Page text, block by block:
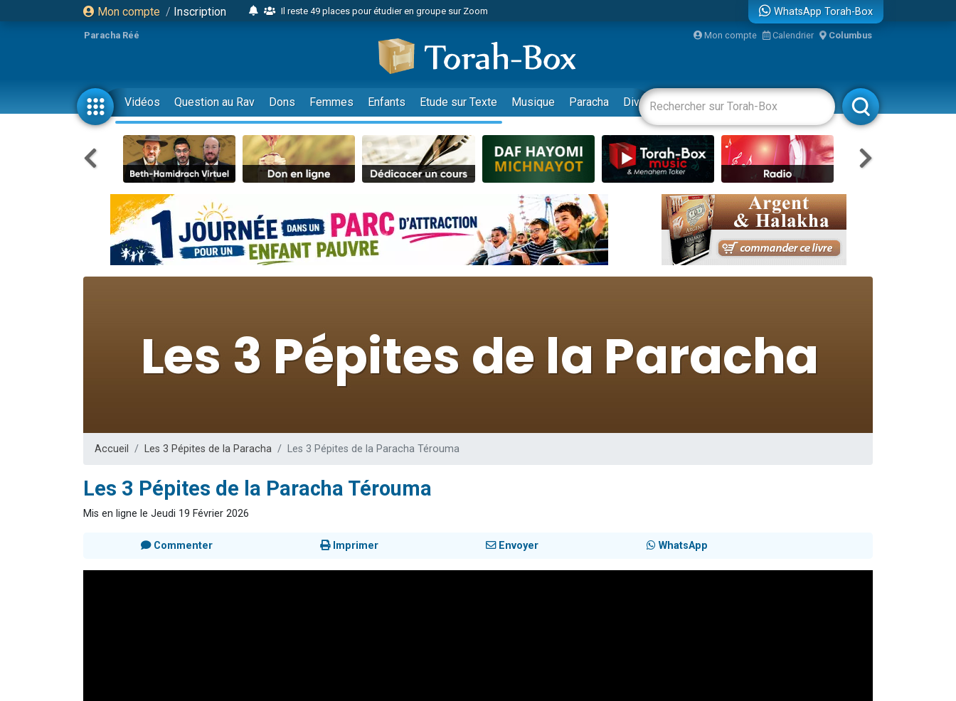
Mon compte / Inscription
Il reste 49 places pour étudier en groupe sur Zoom
2 personnes viennent de nous rejoindre sur WhatsApp
6 personnes viennent de nous rejoindre sur WhatsApp
4 personnes viennent de faire un don pour Reloger Rivka, 6 enfants, victime de violences...
2 personnes viennent de faire un don pour 1 Journée de Vacances Pour les Enfants
17 personnes viennent de demander une bénédiction
4 personnes viennent de nous rejoindre sur WhatsApp
Il reste 49 places pour étudier en groupe sur Zoom
4 personnes viennent de nous rejoindre sur WhatsApp
3 personnes viennent de nous rejoindre sur WhatsApp
Odaya vient de donner son Maasser
13 personnes viennent de demander une bénédiction
30 personnes viennent de faire un don pour Sauvez la jambe de Yohan
Il reste 49 places pour étudier en groupe sur Zoom
WhatsApp Torah-Box
Paracha Réé Mon compte Calendrier Columbus
Vidéos Question au Rav Dons Femmes Enfants Etude sur Texte Musique Paracha Divertissements Livres Rabbanim
Accueil Les 3 Pépites de la Paracha Les 3 Pépites de la Paracha Térouma
Les 3 Pépites de la Paracha Térouma
Mis en ligne le Jeudi 19 Février 2026
Commenter Imprimer Envoyer WhatsApp